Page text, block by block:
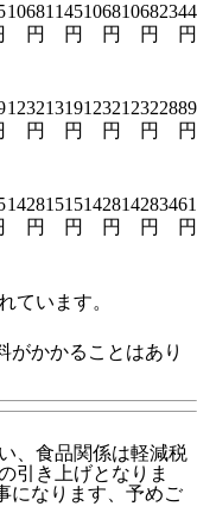
1068
円
1145
円
1068
円
1068
円
2344
円
1232
円
1319
円
1232
円
1232
円
2889
円
1428
円
1515
円
1428
円
1428
円
3461
円
ています。
がかかることはあり
、食品関係は軽減税
引き上げとなりま
になります、予めご